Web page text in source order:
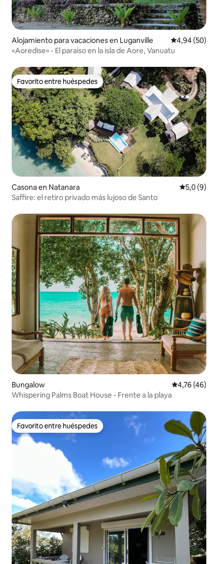
Alojamiento para vacaciones en Luganville Calificación
4,94 (50)
«Aoredise» - El paraíso en la isla de Aore, Vanuatu
Favorito entre huéspedes
Favorito entre huéspedes
Casona en Natanara
5,0 (9)
Saffire: el retiro privado más lujoso de Santo
Bungalow Calificación
4,76 (46)
Whispering Palms Boat House - Frente a la playa
Favorito entre huéspedes
Favorito entre huéspedes